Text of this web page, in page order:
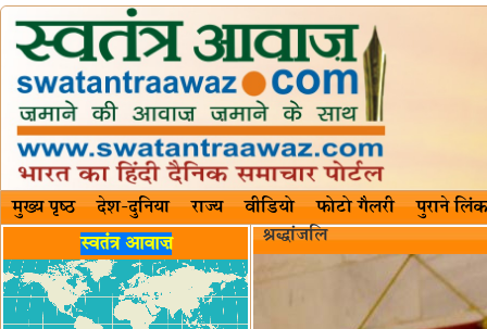
मुख्य पृष्ठ देश-दुनिया राज्य वीडियो फोटो गैलरी पुराने लिंक
स्वतंत्र आवाज़ श्रद्धांजलि